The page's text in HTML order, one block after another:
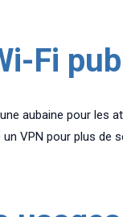
Fi
aubaine pour
VPN pour plus de